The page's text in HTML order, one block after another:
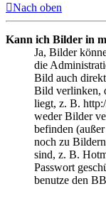
Nach oben
Kann ich Bilder in
Ja, Bilder
die
Bild auch
Bild verlinken,
liegt, z. B.
weder Bilder
befinden
noch zu
sind, z. B.
Passwort
benutze den